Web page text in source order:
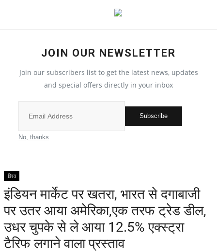
मुख्य समाचार
छत्तीसगढ़
All
सरगुजा संभाग
JOIN OUR NEWSLETTER
Join our subscribers list to get the latest news, updates
and special offers directly in your inbox
Subscribe
No, thanks
विश्व
इंडियन मार्केट पर खतरा, भारत से दगाबाजी
पर उतर आया अमेरिका,एक तरफ ट्रेड डील,
उधर चुपके से ले आया 12.5% एक्स्ट्रा
टैरिफ लगाने वाला प्रस्ताव